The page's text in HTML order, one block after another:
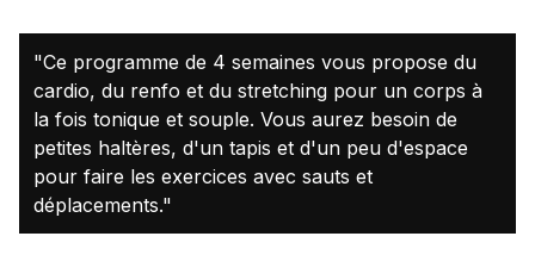
"Ce programme de 4 semaines vous propose du
cardio, du renfo et du stretching pour un corps à
la fois tonique et souple. Vous aurez besoin de
petites haltères, d'un tapis et d'un peu d'espace
pour faire les exercices avec sauts et
déplacements."